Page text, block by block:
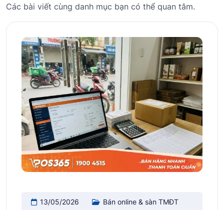
Các bài viết cùng danh mục bạn có thể quan tâm.
13/05/2026
Bán online & sàn TMĐT